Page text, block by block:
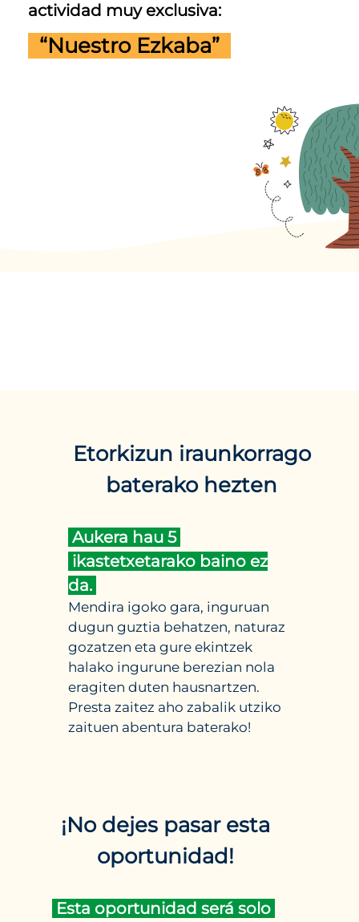
actividad muy exclusiva:
“Nuestro Ezkaba”
Etorkizun iraunkorrago
baterako hezten
Aukera hau 5
ikastetxetarako baino ez
da.
Mendira igoko gara, inguruan
dugun guztia behatzen, naturaz
gozatzen eta gure ekintzek
halako ingurune berezian nola
eragiten duten hausnartzen.
Presta zaitez aho zabalik utziko
zaituen abentura baterako!
¡No dejes pasar esta
oportunidad!
Esta oportunidad será solo